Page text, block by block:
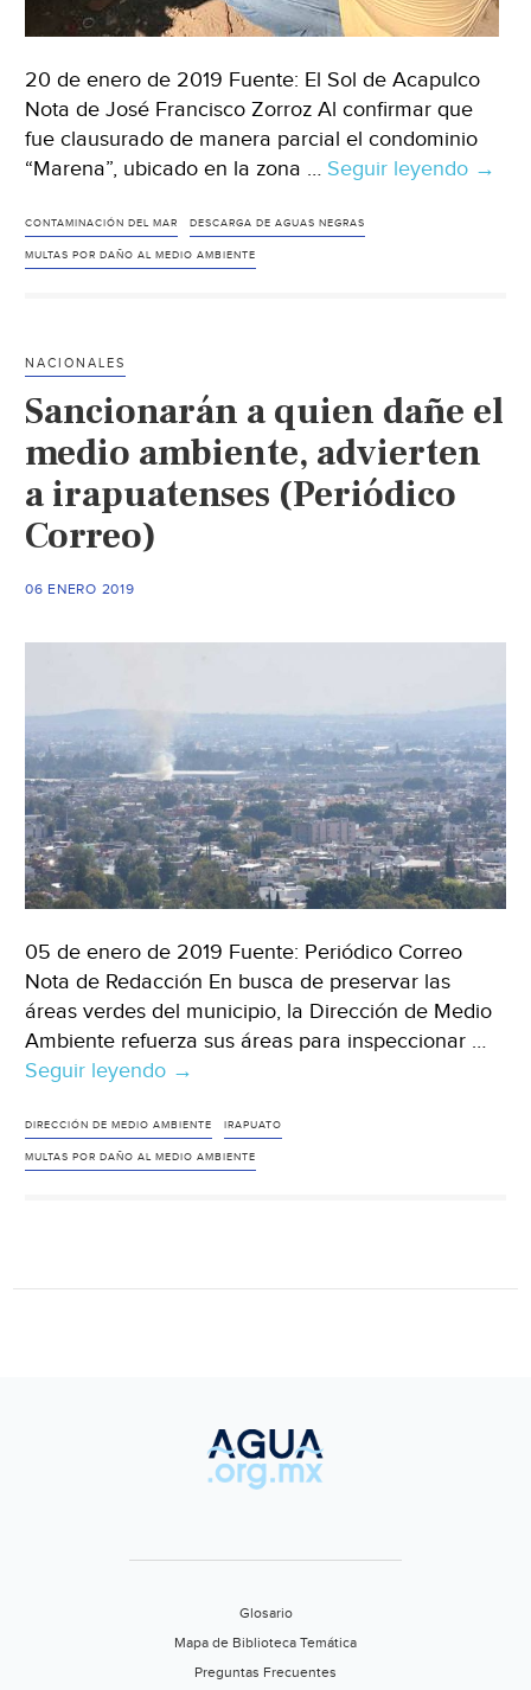
20 de enero de 2019 Fuente: El Sol de Acapulco
Nota de José Francisco Zorroz Al confirmar que
fue clausurado de manera parcial el condominio
“Marena”, ubicado en la zona … Seguir leyendo
de
→
CONTAMINACIÓN DEL MAR DESCARGA DE AGUAS NEGRAS
MULTAS POR DAÑO AL MEDIO AMBIENTE
NACIONALES
Sancionarán a quien dañe el
medio ambiente, advierten
a irapuatenses (Periódico
Correo)
06 ENERO 2019
05 de enero de 2019 Fuente: Periódico Correo
Nota de Redacción En busca de preservar las
áreas verdes del municipio, la Dirección de Medio
Ambiente refuerza sus áreas para inspeccionar …
Seguir leyendo Sancionarán
quien
dañe
→
DIRECCIÓN DE MEDIO AMBIENTE IRAPUATO
MULTAS POR DAÑO AL MEDIO AMBIENTE
Glosario
Mapa de Biblioteca Temática
Preguntas Frecuentes